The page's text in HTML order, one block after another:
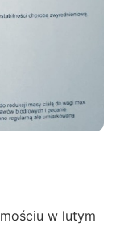
w lutym